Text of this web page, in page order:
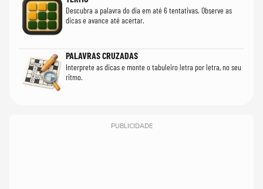
Descubra a palavra do dia em até 6 tentativas. Observe as
dicas e avance até acertar.
PALAVRAS CRUZADAS
Interprete as dicas e monte o tabuleiro letra por letra, no seu
ritmo.
PUBLICIDADE